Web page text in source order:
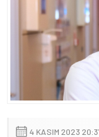
4 KASIM 2023